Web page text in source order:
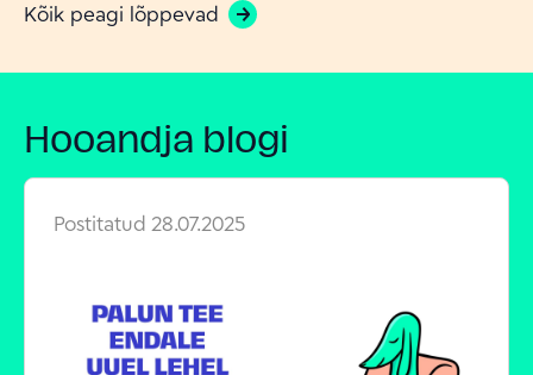
Kõik peagi lõppevad
Hooandja blogi
Postitatud 28.07.2025